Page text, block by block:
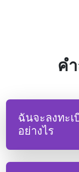
คํ
ฉันจะลงทะ
อย่างไร